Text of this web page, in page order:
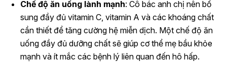
Chế độ ăn uống lành mạnh: Cô bác anh chị nên bổ
sung đầy đủ vitamin C, vitamin A và các khoáng chất
cần thiết để tăng cường hệ miễn dịch. Một chế độ ăn
uống đầy đủ dưỡng chất sẽ giúp cơ thể mẹ bầu khỏe
mạnh và ít mắc các bệnh lý liên quan đến hô hấp.